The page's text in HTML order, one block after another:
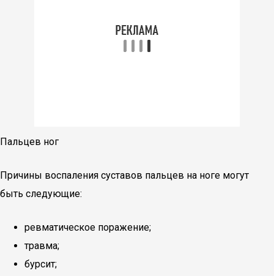
Пальцев ног
Причины воспаления суставов пальцев на ноге могут
быть следующие:
ревматическое поражение;
травма;
бурсит;